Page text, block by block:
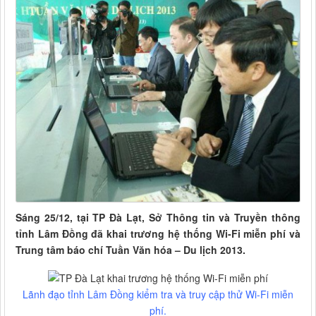
Sáng 25/12, tại TP Đà Lạt, Sở Thông tin và Truyền thông
tỉnh Lâm Đồng đã khai trương hệ thống Wi-Fi miễn phí và
Trung tâm báo chí Tuần Văn hóa – Du lịch 2013.
Lãnh đạo tỉnh Lâm Đồng kiểm tra và truy cập thử Wi-Fi miễn
phí.